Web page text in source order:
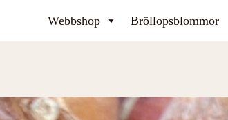
Webbshop Bröllopsblommor